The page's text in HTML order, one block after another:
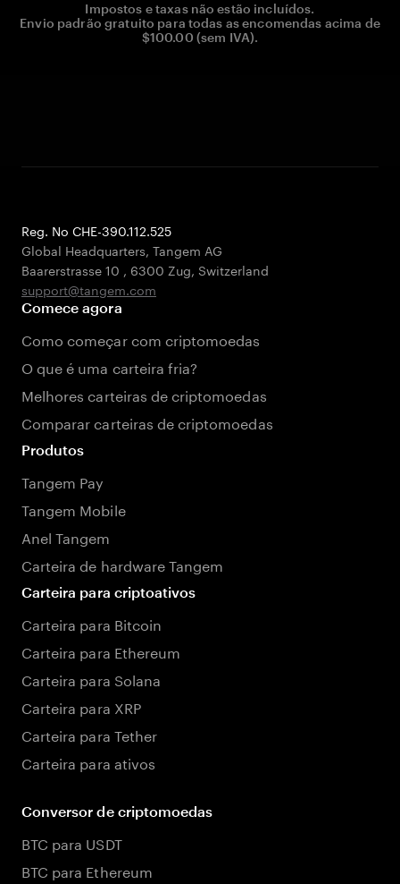
Impostos e taxas não estão incluídos.
Envio padrão gratuito para todas as encomendas acima de
$100.00 (sem IVA).
Reg. No CHE-390.112.525
Global Headquarters, Tangem AG
Baarerstrasse 10 , 6300 Zug, Switzerland
support@tangem.com
Comece agora
Como começar com criptomoedas
O que é uma carteira fria?
Melhores carteiras de criptomoedas
Comparar carteiras de criptomoedas
Produtos
Tangem Pay
Tangem Mobile
Anel Tangem
Carteira de hardware Tangem
Carteira para criptoativos
Carteira para Bitcoin
Carteira para Ethereum
Carteira para Solana
Carteira para XRP
Carteira para Tether
Carteira para ativos
Conversor de criptomoedas
BTC para USDT
BTC para Ethereum